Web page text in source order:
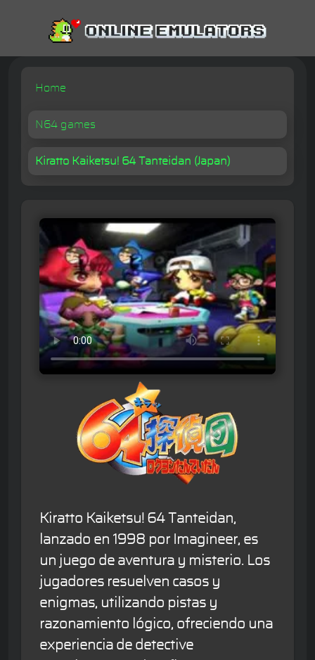
Home
N64 games
Kiratto Kaiketsu! 64 Tanteidan (Japan)
Kiratto Kaiketsu! 64 Tanteidan,
lanzado en 1998 por Imagineer, es
un juego de aventura y misterio. Los
jugadores resuelven casos y
enigmas, utilizando pistas y
razonamiento lógico, ofreciendo una
experiencia de detective